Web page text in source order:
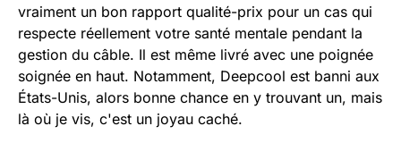
vraiment un bon rapport qualité-prix pour un cas qui
respecte réellement votre santé mentale pendant la
gestion du câble. Il est même livré avec une poignée
soignée en haut. Notamment, Deepcool est banni aux
États-Unis, alors bonne chance en y trouvant un, mais
là où je vis, c'est un joyau caché.